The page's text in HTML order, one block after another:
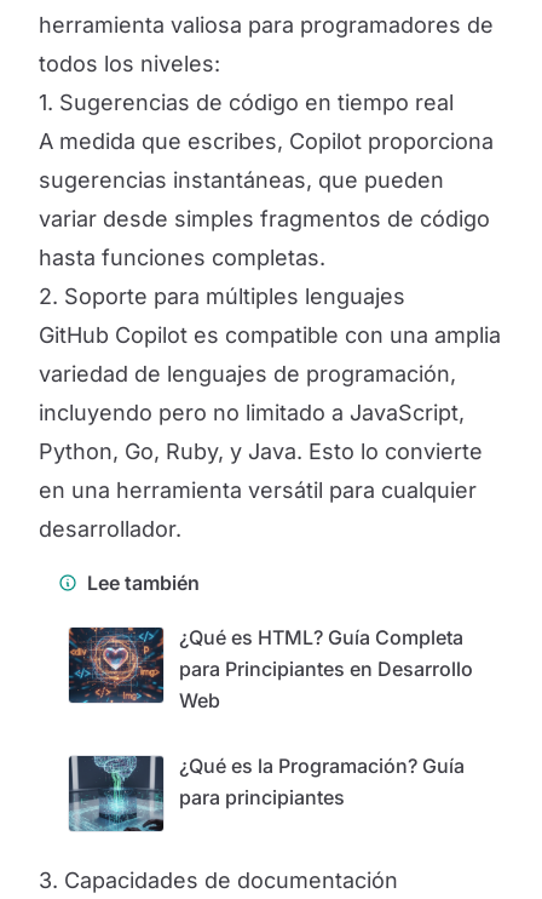
herramienta valiosa para programadores de
todos los niveles:
1. Sugerencias de código en tiempo real
A medida que escribes, Copilot proporciona
sugerencias instantáneas, que pueden
variar desde simples fragmentos de código
hasta funciones completas.
2. Soporte para múltiples lenguajes
GitHub Copilot es compatible con una amplia
variedad de lenguajes de programación,
incluyendo pero no limitado a JavaScript,
Python, Go, Ruby, y Java. Esto lo convierte
en una herramienta versátil para cualquier
desarrollador.
Lee también
¿Qué es HTML? Guía Completa
para Principiantes en Desarrollo
Web
¿Qué es la Programación? Guía
para principiantes
3. Capacidades de documentación